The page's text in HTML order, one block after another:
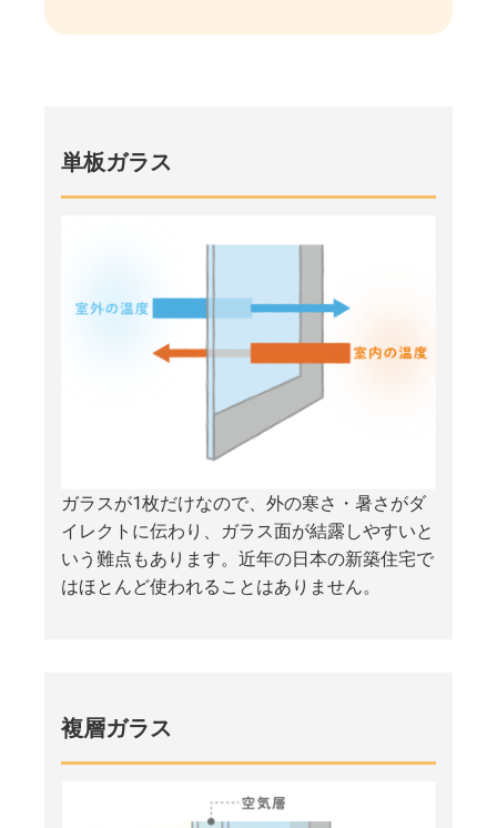
単板ガラス
ガラスが1枚だけなので、外の寒さ・暑さがダ
イレクトに伝わり、ガラス面が結露しやすいと
いう難点もあります。近年の日本の新築住宅で
はほとんど使われることはありません。
複層ガラス